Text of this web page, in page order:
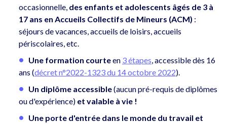
occasionnelle, des enfants et adolescents âgés de 3 à
17 ans en Accueils Collectifs de Mineurs (ACM) :
séjours de vacances, accueils de loisirs, accueils
périscolaires, etc.
Une formation courteen 3 étapes, accessible dès 16
ans (décret n°2022-1323 du 14 octobre 2022).
Un diplôme accessible(aucun pré-requis de diplômes
ou d'expérience) et valable à vie !
Une porte d'entrée dans le monde du travail et